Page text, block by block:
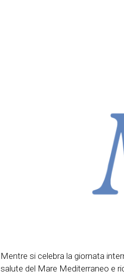
Mentre si celebra la giornata
salute del Mare Mediterraneo e